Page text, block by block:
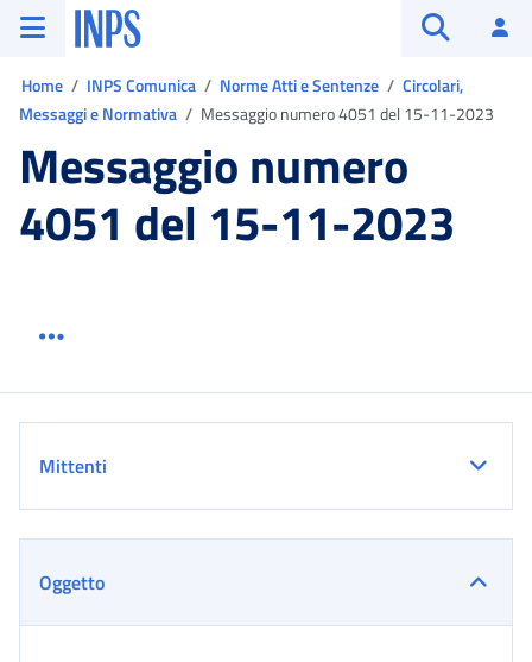
Vai al menu principale
Vai al contenuto principale
Vai al pie' di pagina
INPS ()
Home INPS Comunica Norme Atti e Sentenze
Circolari,
Messaggi e Normativa
Messaggio numero 4051 del 15-11-2023
Messaggio numero
4051 del 15-11-2023
Mittenti
Oggetto